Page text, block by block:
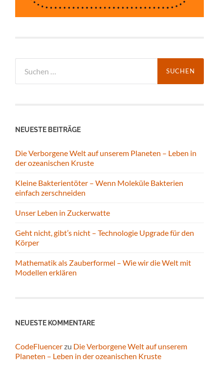
nach:
NEUESTE BEITRÄGE
Die Verborgene Welt auf unserem Planeten – Leben in
der ozeanischen Kruste
Kleine Bakterientöter – Wenn Moleküle Bakterien
einfach zerschneiden
Unser Leben in Zuckerwatte
Geht nicht, gibt’s nicht – Technologie Upgrade für den
Körper
Mathematik als Zauberformel – Wie wir die Welt mit
Modellen erklären
NEUESTE KOMMENTARE
CodeFluencerzu Die Verborgene Welt auf unserem
Planeten – Leben in der ozeanischen Kruste